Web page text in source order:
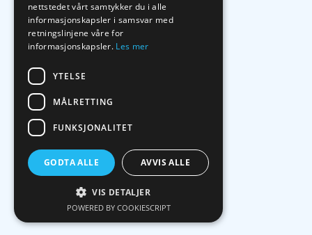
nettstedet vårt samtykker du i alle
informasjonskapsler i samsvar med
retningslinjene våre for
informasjonskapsler. Les mer
YTELSE
MÅLRETTING
FUNKSJONALITET
GODTA ALLE AVVIS ALLE
VIS DETALJER
POWERED BY COOKIESCRIPT